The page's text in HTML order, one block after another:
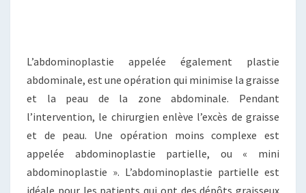
L’abdominoplastie appelée également plastie
abdominale, est une opération qui minimise la graisse
et la peau de la zone abdominale. Pendant
l’intervention, le chirurgien enlève l’excès de graisse
et de peau. Une opération moins complexe est
appelée abdominoplastie partielle, ou « mini
abdominoplastie ». L’abdominoplastie partielle est
idéale pour les patients qui ont des dépôts graisseux